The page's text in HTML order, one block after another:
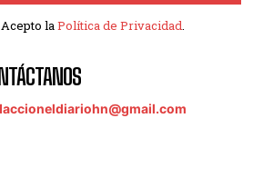
Acepto laPolítica de Privacidad.